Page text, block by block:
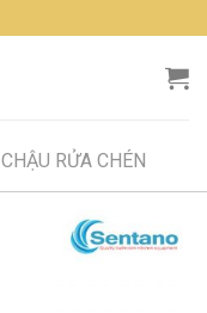
CHẬU RỬA CHÉN